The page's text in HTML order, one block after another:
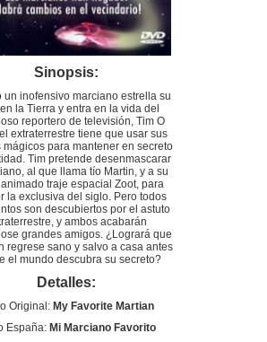
Sinopsis:
un inofensivo marciano estrella su
la Tierra y entra en la vida del
reportero de televisión, Tim O
extraterrestre tiene que usar sus
mágicos para mantener en secreto
Tim pretende desenmascarar
al que llama tío Martin, y a su
animado traje espacial Zoot, para
la exclusiva del siglo. Pero todos
son descubiertos por el astuto
y ambos acabarán
grandes amigos. ¿Logrará que
regrese sano y salvo a casa antes
el mundo descubra su secreto?
Detalles:
Original: My Favorite Martian
España: Mi Marciano Favorito